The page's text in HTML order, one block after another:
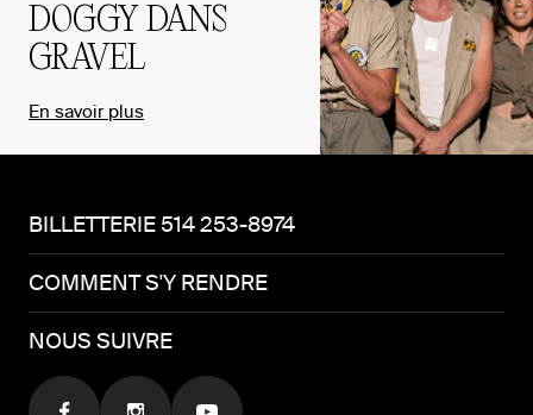
DOGGY DANS
GRAVEL
En savoir plus
BILLETTERIE 514 253-8974
COMMENT S'Y RENDRE
NOUS SUIVRE